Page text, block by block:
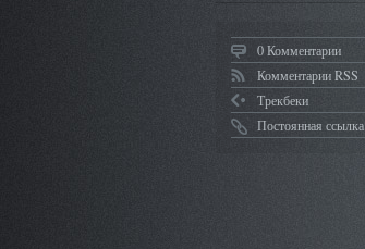
0 Комментарии
Комментарии RSS
Трекбеки
Постоянная ссылка